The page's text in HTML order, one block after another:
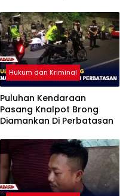
Hukum dan Kriminal
Puluhan Kendaraan
Pasang Knalpot Brong
Diamankan Di Perbatasan